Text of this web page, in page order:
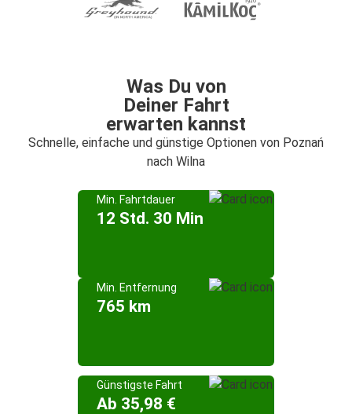
Was Du von
Deiner Fahrt
erwarten kannst
Schnelle, einfache und günstige Optionen von Poznań
nach Wilna
Min. Fahrtdauer
12 Std. 30 Min
Min. Entfernung
765 km
Günstigste Fahrt
Ab 35,98 €